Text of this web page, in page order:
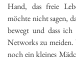
Hand, das freie
möchte nicht sagen,
bewegt und dass ich
Networks zu
noch ein kleines